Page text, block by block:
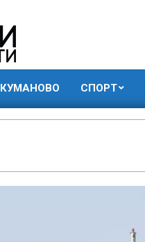
КУМАНОВО СПОРТ